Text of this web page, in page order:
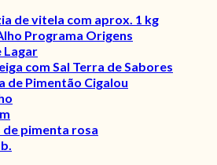
de vitela com aprox. 1 kg
Programa Origens
Lagar
com Sal Terra de Sabores
de Pimentão Cigalou
de pimenta rosa